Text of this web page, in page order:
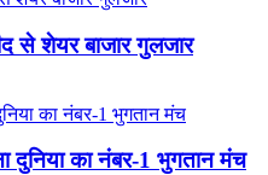
से शेयर बाजार गुलजार
दुनिया का नंबर-1 भुगतान मंच